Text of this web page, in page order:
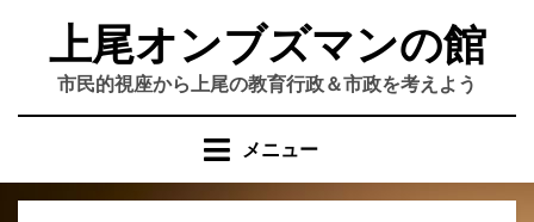
上尾オンブズマンの館
市民的視座から上尾の教育行政＆市政を考えよう
メニュー